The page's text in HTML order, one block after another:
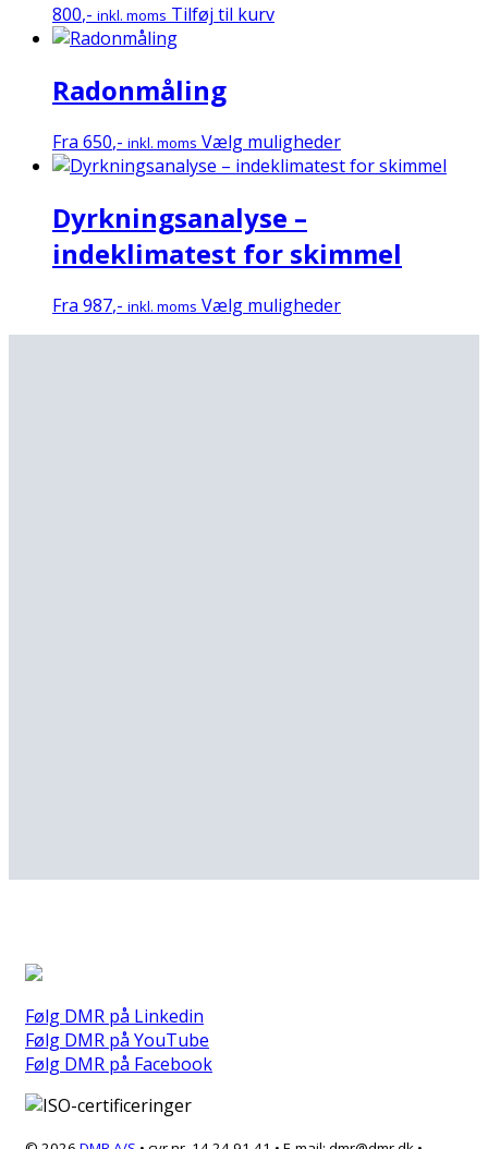
800,- inkl. moms Tilføj til kurv
Radonmåling
Fra 650,- inkl. moms Vælg mulighederDette
vare
Mulighederne
vælges
på
Dyrkningsanalyse –
indeklimatest for skimmel
Fra 987,- inkl. moms Vælg mulighederDette
Følg DMR på Linkedin
Følg DMR på YouTube
Følg DMR på Facebook